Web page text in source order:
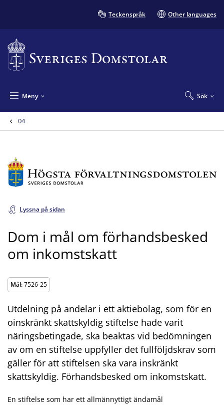
Teckenspråk Other languages
Sök
Meny
04
Lyssna på sidan
Dom i mål om förhandsbesked
om inkomstskatt
Mål:7526-25
Utdelning på andelar i ett aktiebolag, som för en
oinskränkt skattskyldig stiftelse hade varit
näringsbetingade, ska beaktas vid bedömningen
av om en stiftelse uppfyller det fullföljdskrav som
gäller för att stiftelsen ska vara inskränkt
skattskyldig. Förhandsbesked om inkomstskatt.
En stiftelse som har ett allmännyttigt ändamål